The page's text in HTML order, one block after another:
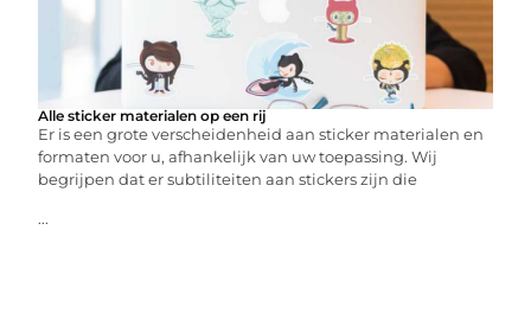
Alle sticker materialen op een rij
Er is een grote verscheidenheid aan sticker materialen en
formaten voor u, afhankelijk van uw toepassing. Wij
begrijpen dat er subtiliteiten aan stickers zijn die
...